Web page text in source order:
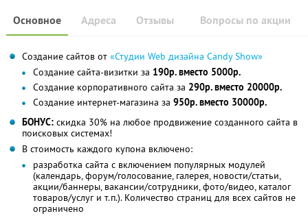
Основное Отзывы Вопросы по акции
Адреса
Создание сайтов от «Студии Web дизайна Candy Show»
Создание сайта-визитки за 190р. вместо 5000р.
Создание корпоративного сайта за 290р. вместо 20000р.
Создание интернет-магазина за 950р. вместо 30000р.
БОНУС: скидка 30% на любое продвижение созданного сайта в
поисковых системах!
В стоимость каждого купона включено:
разработка сайта с включением популярных модулей
(календарь, форум/голосование, галерея, новости/статьи,
акции/баннеры, вакансии/сотрудники, фото/видео, каталог
товаров/услуг и т.п.). Количество страниц для всех сайтов не
ограничено